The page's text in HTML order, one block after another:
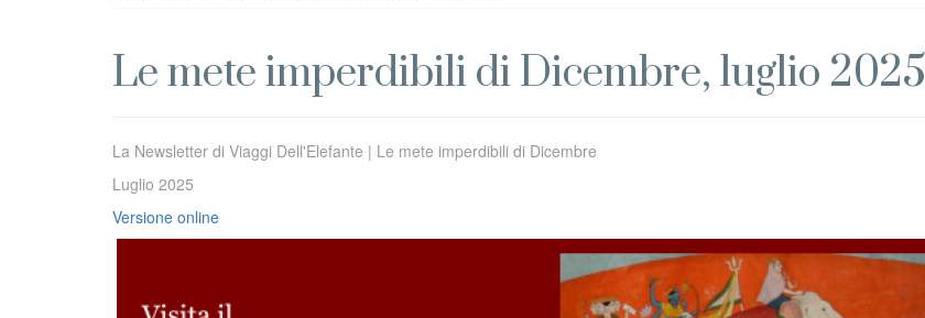
Le mete imperdibili di Dicembre, luglio 2025
La Newsletter di Viaggi Dell'Elefante | Le mete imperdibili di Dicembre
Luglio 2025
Versione online